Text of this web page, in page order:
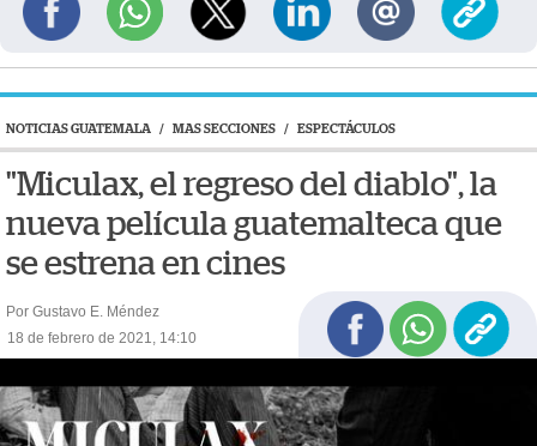
NOTICIAS GUATEMALA / MAS SECCIONES / ESPECTÁCULOS
"Miculax, el regreso del diablo", la
nueva película guatemalteca que
se estrena en cines
Por Gustavo E. Méndez
18 de febrero de 2021, 14:10